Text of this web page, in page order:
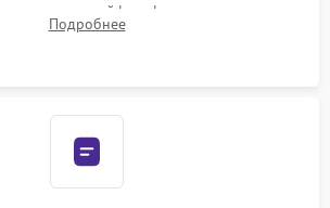
шлейфов, фиксация плат и
пластикового корпуса монитора.
Подробнее